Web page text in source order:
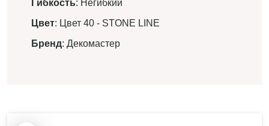
Гибкость: Негибкий
Цвет: Цвет 40 - STONE LINE
Бренд: Декомастер